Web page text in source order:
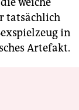
tatsächlich
in
Artefakt.